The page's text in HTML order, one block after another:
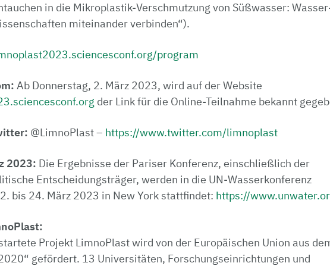
in die Mikroplastik-Verschmutzung von Süßwasser:
miteinander verbinden“).
program
Ab Donnerstag, 2. März 2023, wird auf der Website
der Link für die Online-Teilnahme bekannt
@LimnoPlast – https://www.twitter.com/limnoplast
2023: Die Ergebnisse der Pariser Konferenz, einschließlich der
Entscheidungsträger, werden in die UN-Wasserkonferenz
bis 24. März 2023 in New York stattfindet: https://
Projekt LimnoPlast wird von der Europäischen Union aus
gefördert. 13 Universitäten, Forschungseinrichtungen und